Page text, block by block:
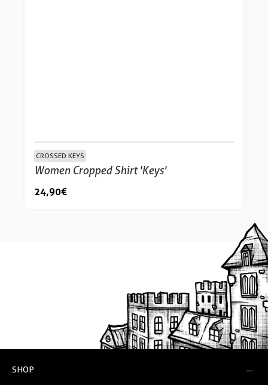
CROSSED KEYS
Women Cropped Shirt 'Keys'
24,90 €
SHOP